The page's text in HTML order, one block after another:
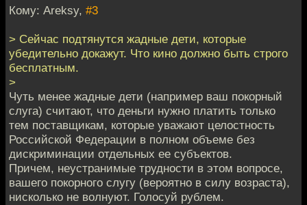
Кому: Areksy, #3
> Сейчас подтянутся жадные дети, которые
убедительно докажут. Что кино должно быть строго
бесплатным.
>
Чуть менее жадные дети (например ваш покорный
слуга) считают, что деньги нужно платить только
тем поставщикам, которые уважают целостность
Российской Федерации в полном объеме без
дискриминации отдельных ее субъектов.
Причем, неустранимые трудности в этом вопросе,
вашего покорного слугу (вероятно в силу возраста),
нисколько не волнуют. Голосуй рублем.